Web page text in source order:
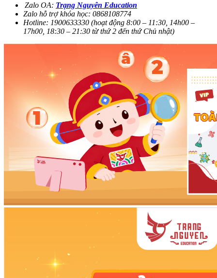
Zalo OA: Trạng Nguyên Education
Zalo hỗ trợ khóa học: 0868108774
Hotline: 1900633330 (hoạt động 8:00 – 11:30, 14h00 –
17h00, 18:30 – 21:30 từ thứ 2 đến thứ Chủ nhật)